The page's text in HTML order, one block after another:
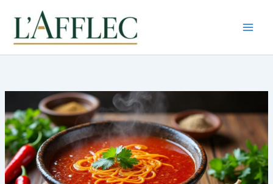
contenu